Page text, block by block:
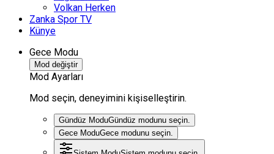
Volkan Herken
Zanka Spor TV
Künye
Gece Modu
Mod değiştir
Mod Ayarları
Mod seçin, deneyimini kişiselleştirin.
Gündüz ModuGündüz modunu seçin.
Gece ModuGece modunu seçin.